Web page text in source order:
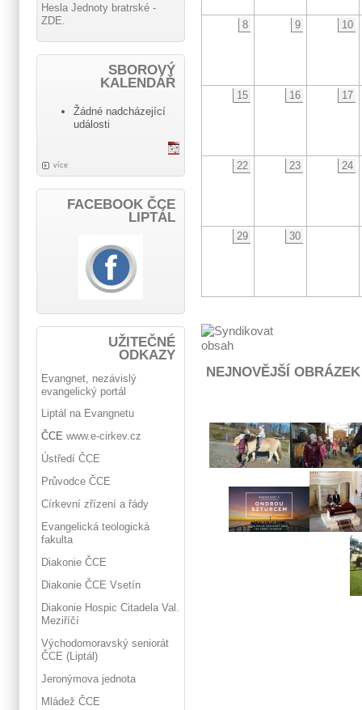
8 9 10
15 16 17
22 23 24
29 30
NEJNOVĚJŠÍ OBRÁZEK
Hesla Jednoty bratrské -
ZDE.
SBOROVÝ
KALENDÁŘ
Žádné nadcházející
události
více
FACEBOOK ČCE
LIPTÁL
UŽITEČNÉ
ODKAZY
Evangnet, nezávislý
evangelický portál
Liptál na Evangnetu
ČCE www.e-cirkev.cz
Ústředí ČCE
Průvodce ČCE
Církevní zřízení a řády
Evangelická teologická
fakulta
Diakonie ČCE
Diakonie ČCE Vsetín
Diakonie Hospic Citadela Val.
Meziříčí
Východomoravský seniorát
ČCE (Liptál)
Jeronýmova jednota
Mládež ČCE